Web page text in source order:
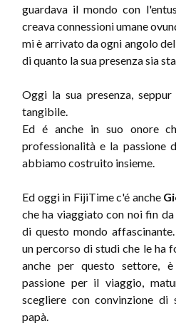
guardava il mondo con
creava connessioni umane
mi è arrivato da ogni angolo
di quanto la sua presenza sia
Oggi la sua presenza,
tangibile.
Ed é anche in suo onore
professionalità e la
abbiamo costruito insieme.
Ed oggi in FijiTime c'é anche
che ha viaggiato con noi fin
di questo mondo
un percorso di studi che le ha
anche per questo settore,
passione per il viaggio,
scegliere con convinzione di
papà.